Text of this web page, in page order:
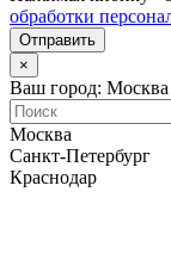
обработки
Отправить
×
Ваш город: Москва
Москва
Санкт-Петербург
Краснодар